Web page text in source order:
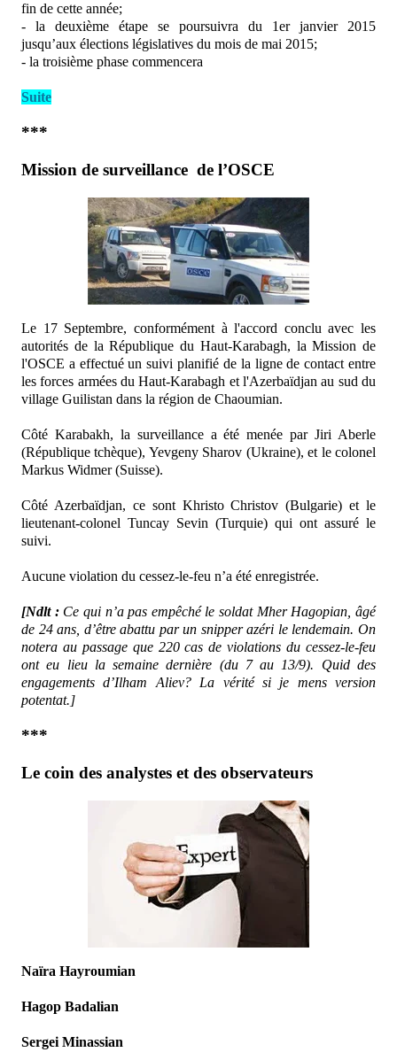
fin de cette année;
- la deuxième étape se poursuivra du 1er janvier 2015
jusqu’aux élections législatives du mois de mai 2015;
- la troisième phase commencera
Suite
***
Mission de surveillance de l’OSCE
Le 17 Septembre, conformément à l'accord conclu avec les
autorités de la République du Haut-Karabagh, la Mission de
l'OSCE a effectué un suivi planifié de la ligne de contact entre
les forces armées du Haut-Karabagh et l'Azerbaïdjan au sud du
village Guilistan dans la région de Chaoumian.
Côté Karabakh, la surveillance a été menée par Jiri Aberle
(République tchèque), Yevgeny Sharov (Ukraine), et le colonel
Markus Widmer (Suisse).
Côté Azerbaïdjan, ce sont Khristo Christov (Bulgarie) et le
lieutenant-colonel Tuncay Sevin (Turquie) qui ont assuré le
suivi.
Aucune violation du cessez-le-feu n’a été enregistrée.
[Ndlt :Ce qui n’a pas empêché le soldat Mher Hagopian, âgé
de 24 ans, d’être abattu par un snipper azéri le lendemain. On
notera au passage que 220 cas de violations du cessez-le-feu
ont eu lieu la semaine dernière (du 7 au 13/9). Quid des
engagements d’Ilham Aliev? La vérité si je mens version
potentat.]
***
Le coin des analystes et des observateurs
Naïra Hayroumian
Hagop Badalian
Sergei Minassian